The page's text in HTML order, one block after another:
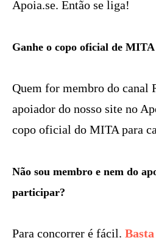
Apoia.se. Então se liga!
Ganhe o copo oficial de
Quem for membro do canal
apoiador do nosso site no
copo oficial do MITA para
Não sou membro e nem do
participar?
Para concorrer é fácil.